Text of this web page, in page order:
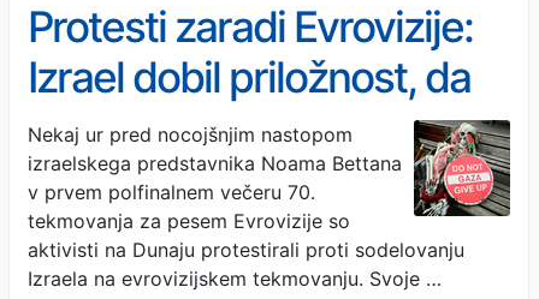
Protesti zaradi Evrovizije:
Izrael dobil priložnost, da
se predstavi kot mirna
mavrična država
Nekaj ur pred nocojšnjim nastopom
izraelskega predstavnika Noama Bettana
v prvem polfinalnem večeru 70.
tekmovanja za pesem Evrovizije so
aktivisti na Dunaju protestirali proti sodelovanju
Izraela na evrovizijskem tekmovanju. Svoje …